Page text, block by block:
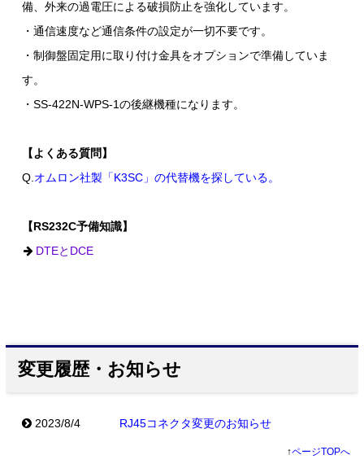
備、外来の過電圧による破損防止を強化しています。
・通信速度など通信条件の設定が一切不要です。
・制御盤固定用に取り付け金具をオプションで準備していま
す。
・SS-422N-WPS-1の後継機種になります。
【よくある質問】
Q.オムロン社製「K3SC」の代替機を探している。
【RS232C予備知識】
DTEとDCE
変更履歴・お知らせ
2023/8/4 RJ45コネクタ変更のお知らせ
↑ページTOPへ